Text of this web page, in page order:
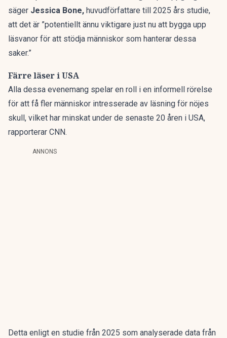
säger Jessica Bone, huvudförfattare till 2025 års studie,
att det är ”potentiellt ännu viktigare just nu att bygga upp
läsvanor för att stödja människor som hanterar dessa
saker.”
Färre läser i USA
Alla dessa evenemang spelar en roll i en informell rörelse
för att få fler människor intresserade av läsning för nöjes
skull, vilket har minskat under de senaste 20 åren i USA,
rapporterar CNN.
ANNONS
Detta enligt en studie från 2025 som analyserade data från